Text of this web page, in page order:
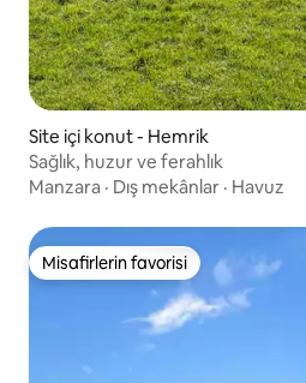
Site içi konut - Hemrik
Sağlık, huzur ve ferahlık
Manzara · Dış mekânlar · Havuz
Misafirlerin favorisi
Misafirlerin favorisi